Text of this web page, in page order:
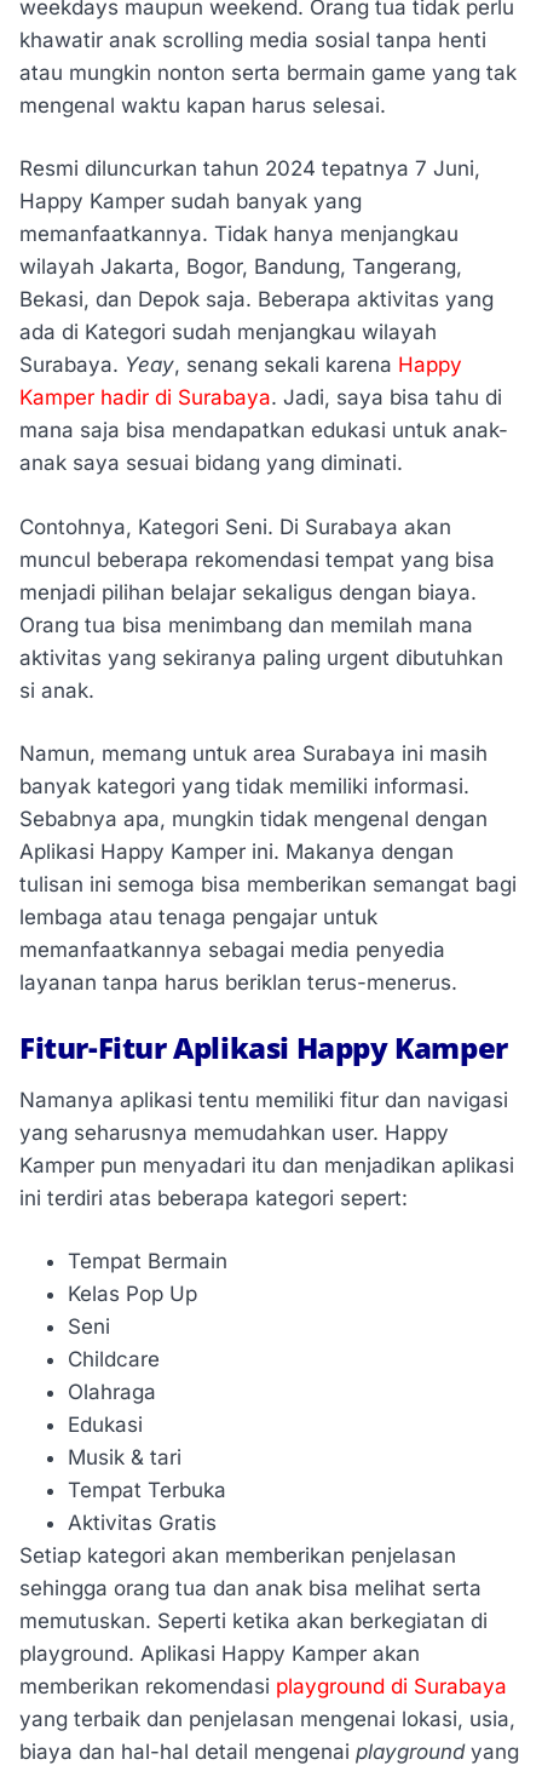
weekdays maupun weekend. Orang tua tidak perlu
khawatir anak scrolling media sosial tanpa henti
atau mungkin nonton serta bermain game yang tak
mengenal waktu kapan harus selesai.
Resmi diluncurkan tahun 2024 tepatnya 7 Juni,
Happy Kamper sudah banyak yang
memanfaatkannya. Tidak hanya menjangkau
wilayah Jakarta, Bogor, Bandung, Tangerang,
Bekasi, dan Depok saja. Beberapa aktivitas yang
ada di Kategori sudah menjangkau wilayah
Surabaya. Yeay, senang sekali karena Happy
Kamper hadir di Surabaya. Jadi, saya bisa tahu di
mana saja bisa mendapatkan edukasi untuk anak-
anak saya sesuai bidang yang diminati.
Contohnya, Kategori Seni. Di Surabaya akan
muncul beberapa rekomendasi tempat yang bisa
menjadi pilihan belajar sekaligus dengan biaya.
Orang tua bisa menimbang dan memilah mana
aktivitas yang sekiranya paling urgent dibutuhkan
si anak.
Namun, memang untuk area Surabaya ini masih
banyak kategori yang tidak memiliki informasi.
Sebabnya apa, mungkin tidak mengenal dengan
Aplikasi Happy Kamper ini. Makanya dengan
tulisan ini semoga bisa memberikan semangat bagi
lembaga atau tenaga pengajar untuk
memanfaatkannya sebagai media penyedia
layanan tanpa harus beriklan terus-menerus.
Fitur-Fitur Aplikasi Happy Kamper
Namanya aplikasi tentu memiliki fitur dan navigasi
yang seharusnya memudahkan user. Happy
Kamper pun menyadari itu dan menjadikan aplikasi
ini terdiri atas beberapa kategori sepert:
Tempat Bermain
Kelas Pop Up
Seni
Childcare
Olahraga
Edukasi
Musik & tari
Tempat Terbuka
Aktivitas Gratis
Setiap kategori akan memberikan penjelasan
sehingga orang tua dan anak bisa melihat serta
memutuskan. Seperti ketika akan berkegiatan di
playground. Aplikasi Happy Kamper akan
memberikan rekomendasi playground di Surabaya
yang terbaik dan penjelasan mengenai lokasi, usia,
biaya dan hal-hal detail mengenai playgroundyang